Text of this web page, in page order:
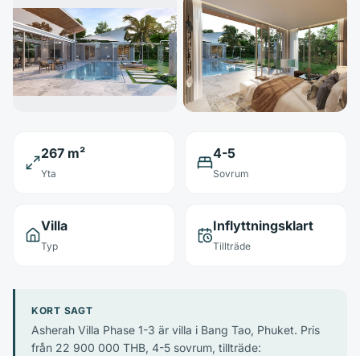
267 m²
Yta
4-5
Sovrum
Villa
Typ
Inflyttningsklart
Tillträde
KORT SAGT
Asherah Villa Phase 1-3 är villa i Bang Tao, Phuket. Pris
från 22 900 000 THB, 4-5 sovrum, tillträde: